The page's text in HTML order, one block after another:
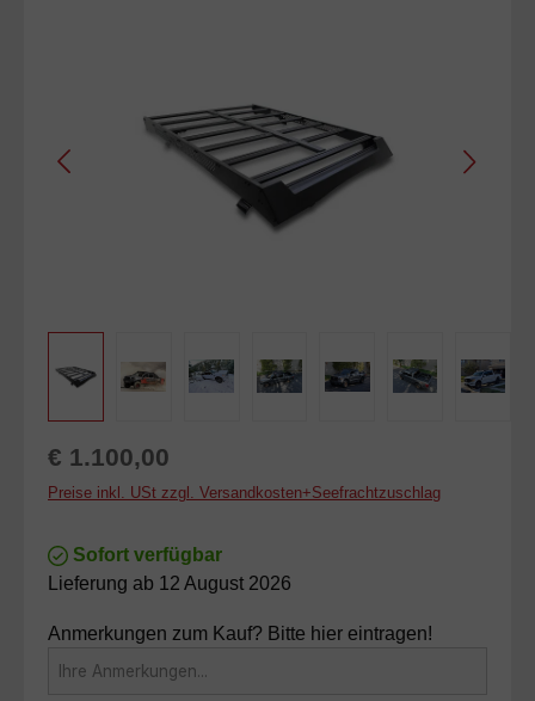
Regulärer Preis:
€ 1.100,00
Preise inkl. USt zzgl. Versandkosten+Seefrachtzuschlag
Sofort verfügbar
Lieferung ab 12 August 2026
Anmerkungen zum Kauf? Bitte hier eintragen!